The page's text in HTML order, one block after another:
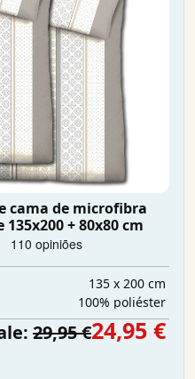
cama de microfibra
+ 80x80 cm
135 x 200 cm
100% poliéster
29,95 €24,95 €